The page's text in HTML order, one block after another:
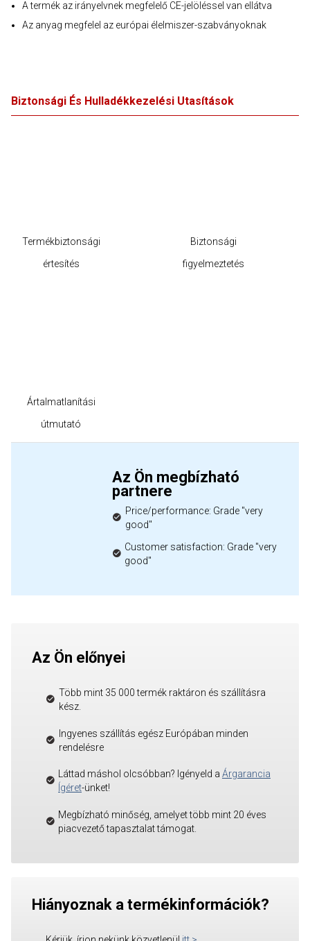
A termék az irányelvnek megfelelő CE-jelöléssel van ellátva
Az anyag megfelel az európai élelmiszer-szabványoknak
Biztonsági És Hulladékkezelési Utasítások
Termékbiztonsági
értesítés
Biztonsági
figyelmeztetés
Ártalmatlanítási
útmutató
Az Ön megbízható
partnere
Price/performance: Grade "very
good"
Customer satisfaction: Grade "very
good"
Az Ön előnyei
Több mint 35 000 termék raktáron és szállításra
kész.
Ingyenes szállítás egész Európában minden
rendelésre
Láttad máshol olcsóbban? Igényeld a Árgarancia
Ígéret-ünket!
Megbízható minőség, amelyet több mint 20 éves
piacvezető tapasztalat támogat.
Hiányoznak a termékinformációk?